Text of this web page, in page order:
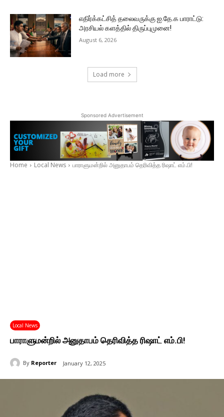
எதிர்க்கட்சித் தலைவருக்கு ஐ.தே.க பாராட்டு:
அரசியல் களத்தில் திருப்புமுனை!
August 6, 2026
Load more